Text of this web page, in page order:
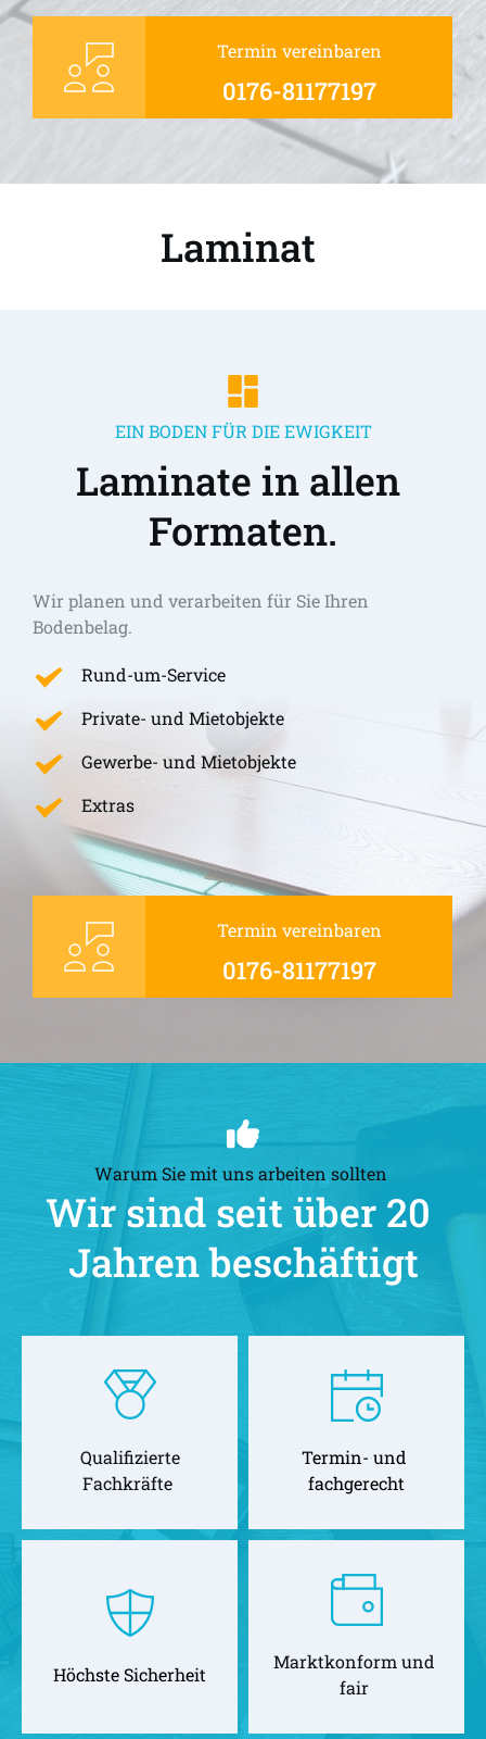
Termin vereinbaren
0176-81177197
Laminat
EIN BODEN FÜR DIE EWIGKEIT
Laminate in allen
Formaten.
Wir planen und verarbeiten für Sie Ihren
Bodenbelag.
Rund-um-Service
Private- und Mietobjekte
Gewerbe- und Mietobjekte
Extras
Termin vereinbaren
0176-81177197
Warum Sie mit uns arbeiten sollten
Wir sind seit über 20
Jahren beschäftigt
Qualifizierte
Fachkräfte
Termin- und
fachgerecht
Höchste Sicherheit
Marktkonform und
fair